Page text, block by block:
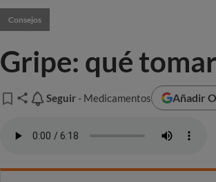
Consejos
Gripe: qué
Seguir
Seguir - Medicamentos Añadir